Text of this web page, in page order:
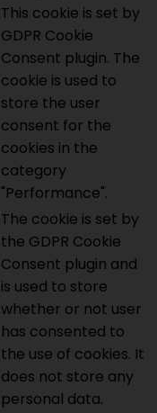
This cookie is set by
GDPR Cookie
Consent plugin. The
cookie is used to
store the user
consent for the
cookies in the
category
"Performance".
The cookie is set by
the GDPR Cookie
Consent plugin and
is used to store
whether or not user
has consented to
the use of cookies. It
does not store any
personal data.